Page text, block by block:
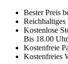
Bester Preis
Reichhaltiges
Kostenlose
Bis 18.00
Kostenfreie
Kostenfreies